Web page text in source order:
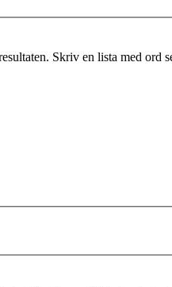
Skriv en lista med ord